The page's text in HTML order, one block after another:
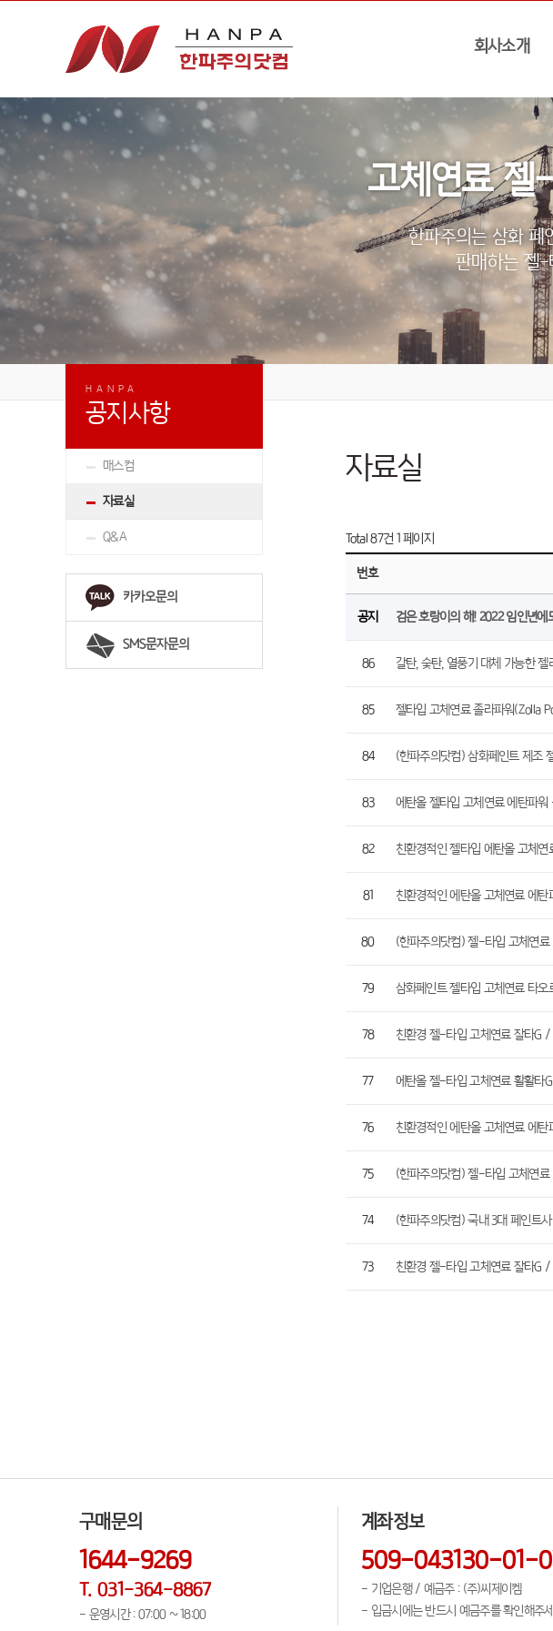
회사소개
고체연료 젤
한파주의는 삼화 페
판매하는 젤-
HANPA
공지사항
매스컴
자료실
Q&A
카카오문의
SMS문자문의
자료실
Total 87건 1 페이지
번호
공지 검은 호랑이의 해! 2022 임인년
86 갈탄, 숯탄, 열풍기 대체 가능한
85 젤타입 고체연료 졸라파워(Zolla
84 (한파주의닷컴) 삼화페인트 제조
83 에탄올 젤타입 고체연료 에탄파워
82 친환경적인 젤타입 에탄올 고체
81 친환경적인 에탄올 고체연료 에
80 (한파주의닷컴) 젤-타입 고체연
79 삼화페인트 젤타입 고체연료 타
78 친환경 젤-타입 고체연료 잘타G
77 에탄올 젤-타입 고체연료 활활타
76 친환경적인 에탄올 고체연료 에
75 (한파주의닷컴) 젤-타입 고체연
74 (한파주의닷컴) 국내 3대 페인트
73 친환경 젤-타입 고체연료 잘타G
구매문의
1644-9269
T. 031-364-8867
- 운영시간 : 07:00 ~ 18:00
계좌정보
509-043130-01-
- 기업은행 / 예금주 : (주)씨제이켐
- 입금시에는 반드시 예금주를 확인해주